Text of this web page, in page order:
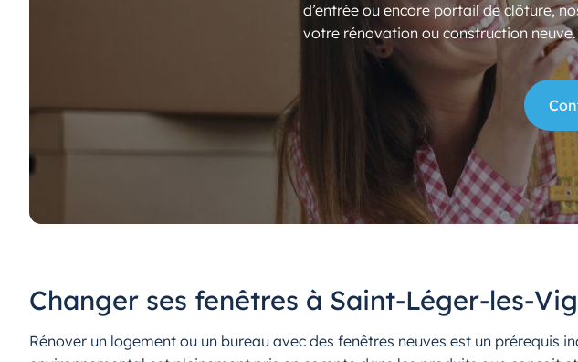
d’entrée ou encore portail de clôture,
votre rénovation ou construction neuve.
Changer ses fenêtres à Saint-Léger-les-
Rénover un logement ou un bureau avec des fenêtres neuves est un